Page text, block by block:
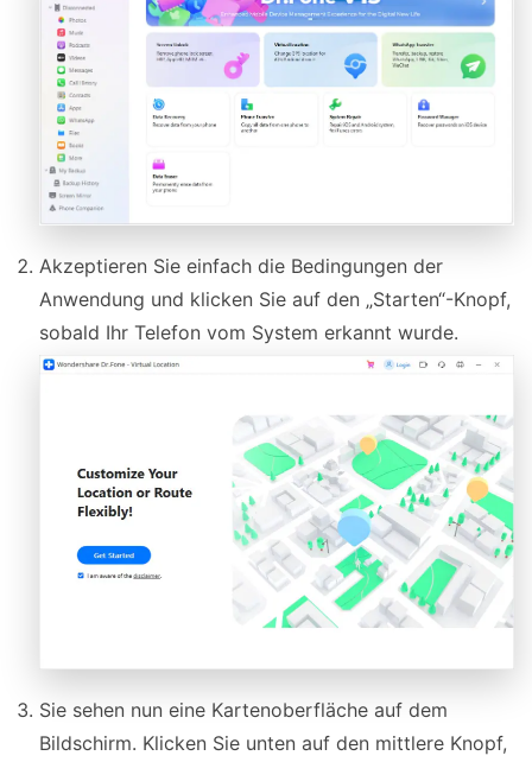
Akzeptieren Sie einfach die Bedingungen der
Anwendung und klicken Sie auf den „Starten“-Knopf,
sobald Ihr Telefon vom System erkannt wurde.
Sie sehen nun eine Kartenoberfläche auf dem
Bildschirm. Klicken Sie unten auf den mittlere Knopf,